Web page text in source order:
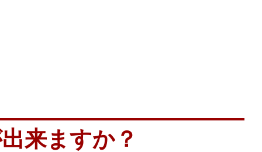
来ますか？